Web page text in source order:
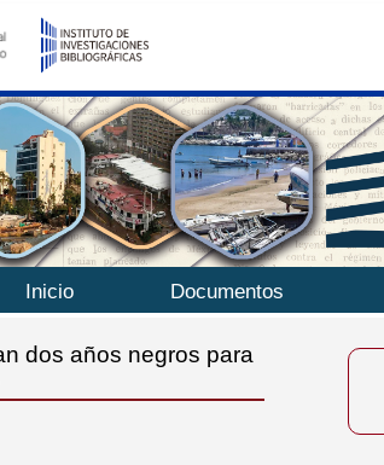
Inicio Documentos
dos años negros para